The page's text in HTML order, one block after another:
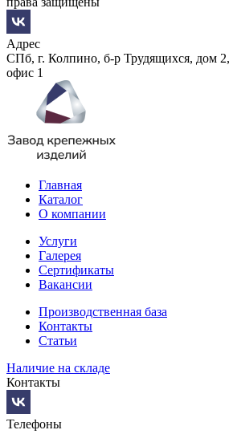
Адрес
СПб, г. Колпино, б-р Трудящихся, дом
офис 1
Главная
Каталог
О компании
Услуги
Галерея
Сертификаты
Вакансии
Производственная база
Контакты
Статьи
Наличие на складе
Контакты
Телефоны